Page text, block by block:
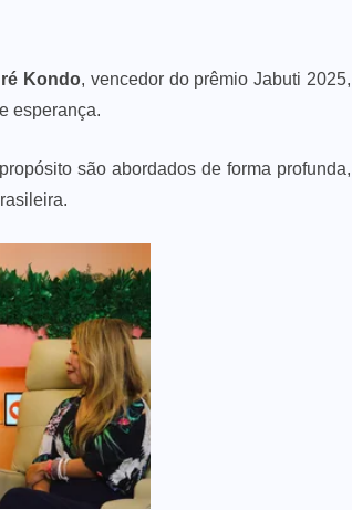
Kondo, vencedor do prêmio Jabuti 2025,
esperança.
são abordados de forma profunda,